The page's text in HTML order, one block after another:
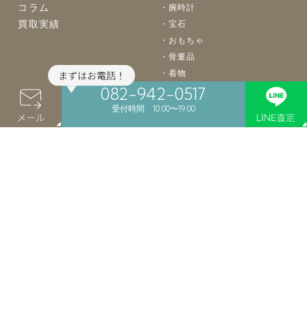
コラム
買取実績
腕時計
宝石
おもちゃ
骨董品
着物
バッグ
楽器
082-942-0517
受付時間 10:00〜19:00